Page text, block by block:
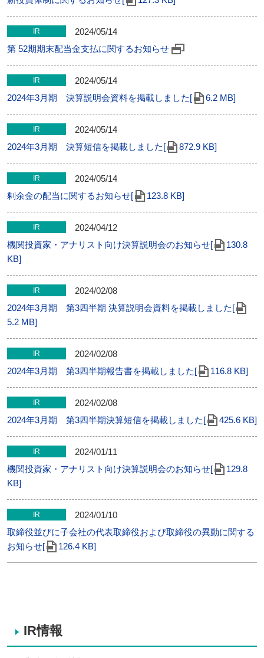
IR
2024/05/14
第 52期期末配当金支払に関するお知らせ
IR
2024/05/14
2024年3月期 決算説明会資料を掲載しました[
6.2 MB]
IR
2024/05/14
2024年3月期 決算短信を掲載しました[
872.9 KB]
IR
2024/05/14
剰余金の配当に関するお知らせ[
123.8 KB]
IR
2024/04/12
機関投資家・アナリスト向け決算説明会のお知らせ[
130.8
KB]
IR
2024/02/08
2024年3月期 第3四半期 決算説明会資料を掲載しました[
5.2 MB]
IR
2024/02/08
2024年3月期 第3四半期報告書を掲載しました[
116.8 KB]
IR
2024/02/08
2024年3月期 第3四半期決算短信を掲載しました[
425.6 KB]
IR
2024/01/11
機関投資家・アナリスト向け決算説明会のお知らせ[
129.8
KB]
IR
2024/01/10
取締役並びに子会社の代表取締役および取締役の異動に関する
お知らせ[
126.4 KB]
IR情報